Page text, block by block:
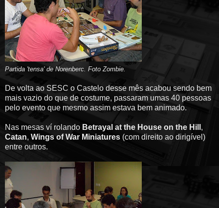
Partida 'tensa' de Norenberc. Foto Zombie.
De volta ao SESC o Castelo desse mês acabou sendo bem
mais vazio do que de costume, passaram umas 40 pessoas
pelo evento que mesmo assim estava bem animado.
Nas mesas ví rolando Betrayal at the House on the Hill ,
Catan, Wings of War Miniatures (com direito ao dirigível)
entre outros.